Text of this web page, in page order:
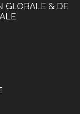
GLOBALE & DE